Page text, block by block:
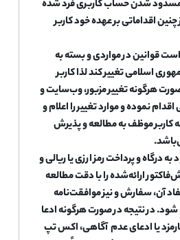
شدن حساب کاربری فرد شده
اقداماتی بر عهده خود کاربر
قوانین در مواردی و بسته به
اسلامی تغییر کند لذا کاربر
هرگونه تغییر مزبور، وب‌سایت و
نموده و موارد تغییر را اعلام و
کاربر موظف به مطالعه و پذیرش
به درگاه و پرداخت رمز ارزی یا ریالی و
ارائه‌شده را با دقت مطالعه
آن، سفارش و نیز موافقت‌نامه
شود. در نتیجه در صورت هرگونه ادعا
یا ادعای عدم آگاهی، اکس تپ